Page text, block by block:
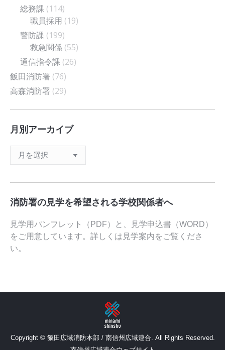
総務課 (114)
職員採用 (19)
警防課 (199)
救急関係 (55)
通信指令課 (26)
飯田消防署 (76)
高森消防署 (29)
月別アーカイブ
別
カ
ブ
消防署の見学を希望される学校関係者へ
見学用パンフレット（PDF）と、見学申込書（WORD）
をご用意しています。詳しくは 見学案内をご覧くださ
い。
Copyright © 飯田広域消防本部 / 南信州広域連合. All Rights Reserved.